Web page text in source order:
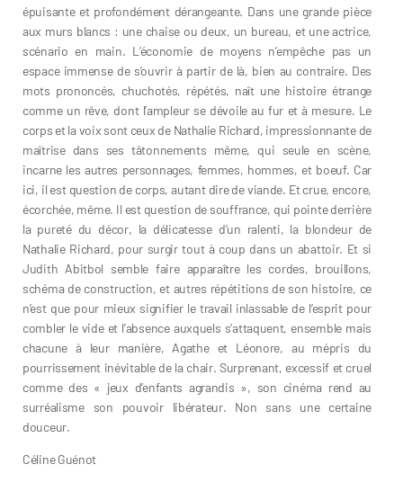
épuisante et profondément dérangeante. Dans une grande pièce
aux murs blancs : une chaise ou deux, un bureau, et une actrice,
scénario en main. L’économie de moyens n’empêche pas un
espace immense de s’ouvrir à partir de là, bien au contraire. Des
mots prononcés, chuchotés, répétés, naît une histoire étrange
comme un rêve, dont l’ampleur se dévoile au fur et à mesure. Le
corps et la voix sont ceux de Nathalie Richard, impressionnante de
maîtrise dans ses tâtonnements même, qui seule en scène,
incarne les autres personnages, femmes, hommes, et boeuf. Car
ici, il est question de corps, autant dire de viande. Et crue, encore,
écorchée, même. Il est question de souffrance, qui pointe derrière
la pureté du décor, la délicatesse d’un ralenti, la blondeur de
Nathalie Richard, pour surgir tout à coup dans un abattoir. Et si
Judith Abitbol semble faire apparaître les cordes, brouillons,
schéma de construction, et autres répétitions de son histoire, ce
n’est que pour mieux signifier le travail inlassable de l’esprit pour
combler le vide et l’absence auxquels s’attaquent, ensemble mais
chacune à leur manière, Agathe et Léonore, au mépris du
pourrissement inévitable de la chair. Surprenant, excessif et cruel
comme des « jeux d’enfants agrandis », son cinéma rend au
surréalisme son pouvoir libérateur. Non sans une certaine
douceur.
Céline Guénot